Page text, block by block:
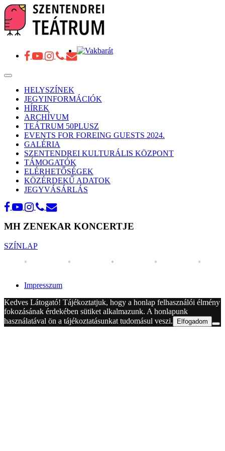
Toggle
navigationHELYSZÍNEK
JEGYINFORMÁCIÓK
HÍREK
ARCHÍVUM
TEÁTRUM 50PLUSZ
EVENTS FOR FOREING GUESTS 2024.
GALÉRIA
SZENTENDREI KULTURÁLIS KÖZPONT
TÁMOGATÓK
ELÉRHETŐSÉGEK
KÖZÉRDEKŰ ADATOK
JEGYVÁSÁRLÁS
MH ZENEKAR KONCERTJE
SZÍNLAP
Impresszum
Kedves Látogató! Tájékoztatjuk, hogy a honlap felhasználói élmény
fokozásának érdekében sütiket alkalmazunk. A honlapunk
használatával ön a tájékoztatásunkat tudomásul veszi.
Elfogadom